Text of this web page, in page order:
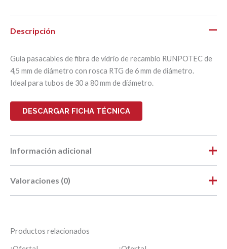
Descripción
Guía pasacables de fibra de vidrio de recambio RUNPOTEC de
4,5 mm de diámetro con rosca RTG de 6 mm de diámetro.
Ideal para tubos de 30 a 80 mm de diámetro.
DESCARGAR FICHA TÉCNICA
Información adicional
Peso
Ancho
Valoraciones (0)
Sé el primero en valorar “GF4.5
Productos relacionados